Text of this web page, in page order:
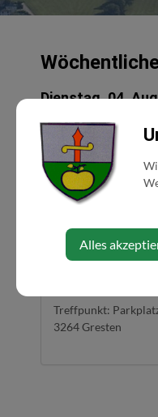
Dienstag, 04.
Das Angebot richtet
1,5 – 2 Std., bei denen
Startpunkt
Tempo je nach
der/die Letzte wieder
Scharner Mobil: +43
Treffpunkt:
3264 Gresten
Alles